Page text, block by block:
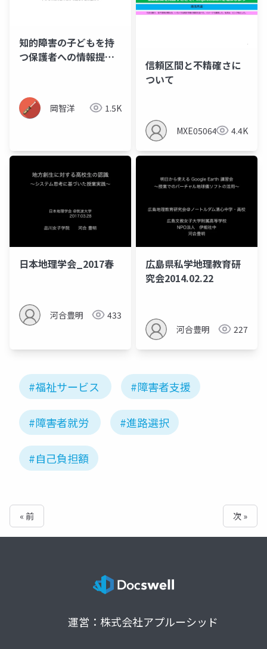
知的障害の子どもを持
つ保護者への情報提供
岡智洋 1.5K
信頼区間と不精確さに
ついて
MXE05064 4.4K
日本地理学会_2017春
河合豊明 433
広島県私学地理教育研
究会2014.02.22
河合豊明 227
#福祉サービス #障害者支援
#障害者就労 #進路選択
#自己負担額
« 前 次 »
運営：株式会社アプルーシッド